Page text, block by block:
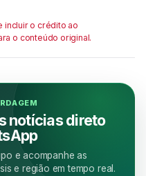
incluir o crédito ao
o conteúdo original.
notícias direto
e acompanhe as
e região em tempo real.